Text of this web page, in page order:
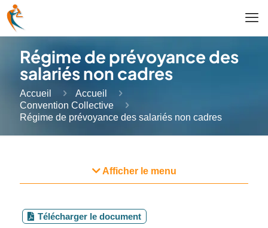
Régime de prévoyance des
salariés non cadres
Accueil
Accueil
Convention Collective
Régime de prévoyance des salariés non cadres
Télécharger le document
Afficher le menu